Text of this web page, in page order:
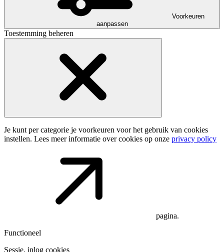
Voorkeuren
aanpassen
Toestemming beheren
Je kunt per categorie je voorkeuren voor het gebruik van cookies
instellen. Lees meer informatie over cookies op onze privacy policy
pagina.
Functioneel
Sessie, inlog cookies